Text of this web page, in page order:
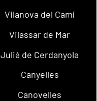
Vilanova del Camí
Vilassar de Mar
Julià de Cerdanyola
Canyelles
Canovelles